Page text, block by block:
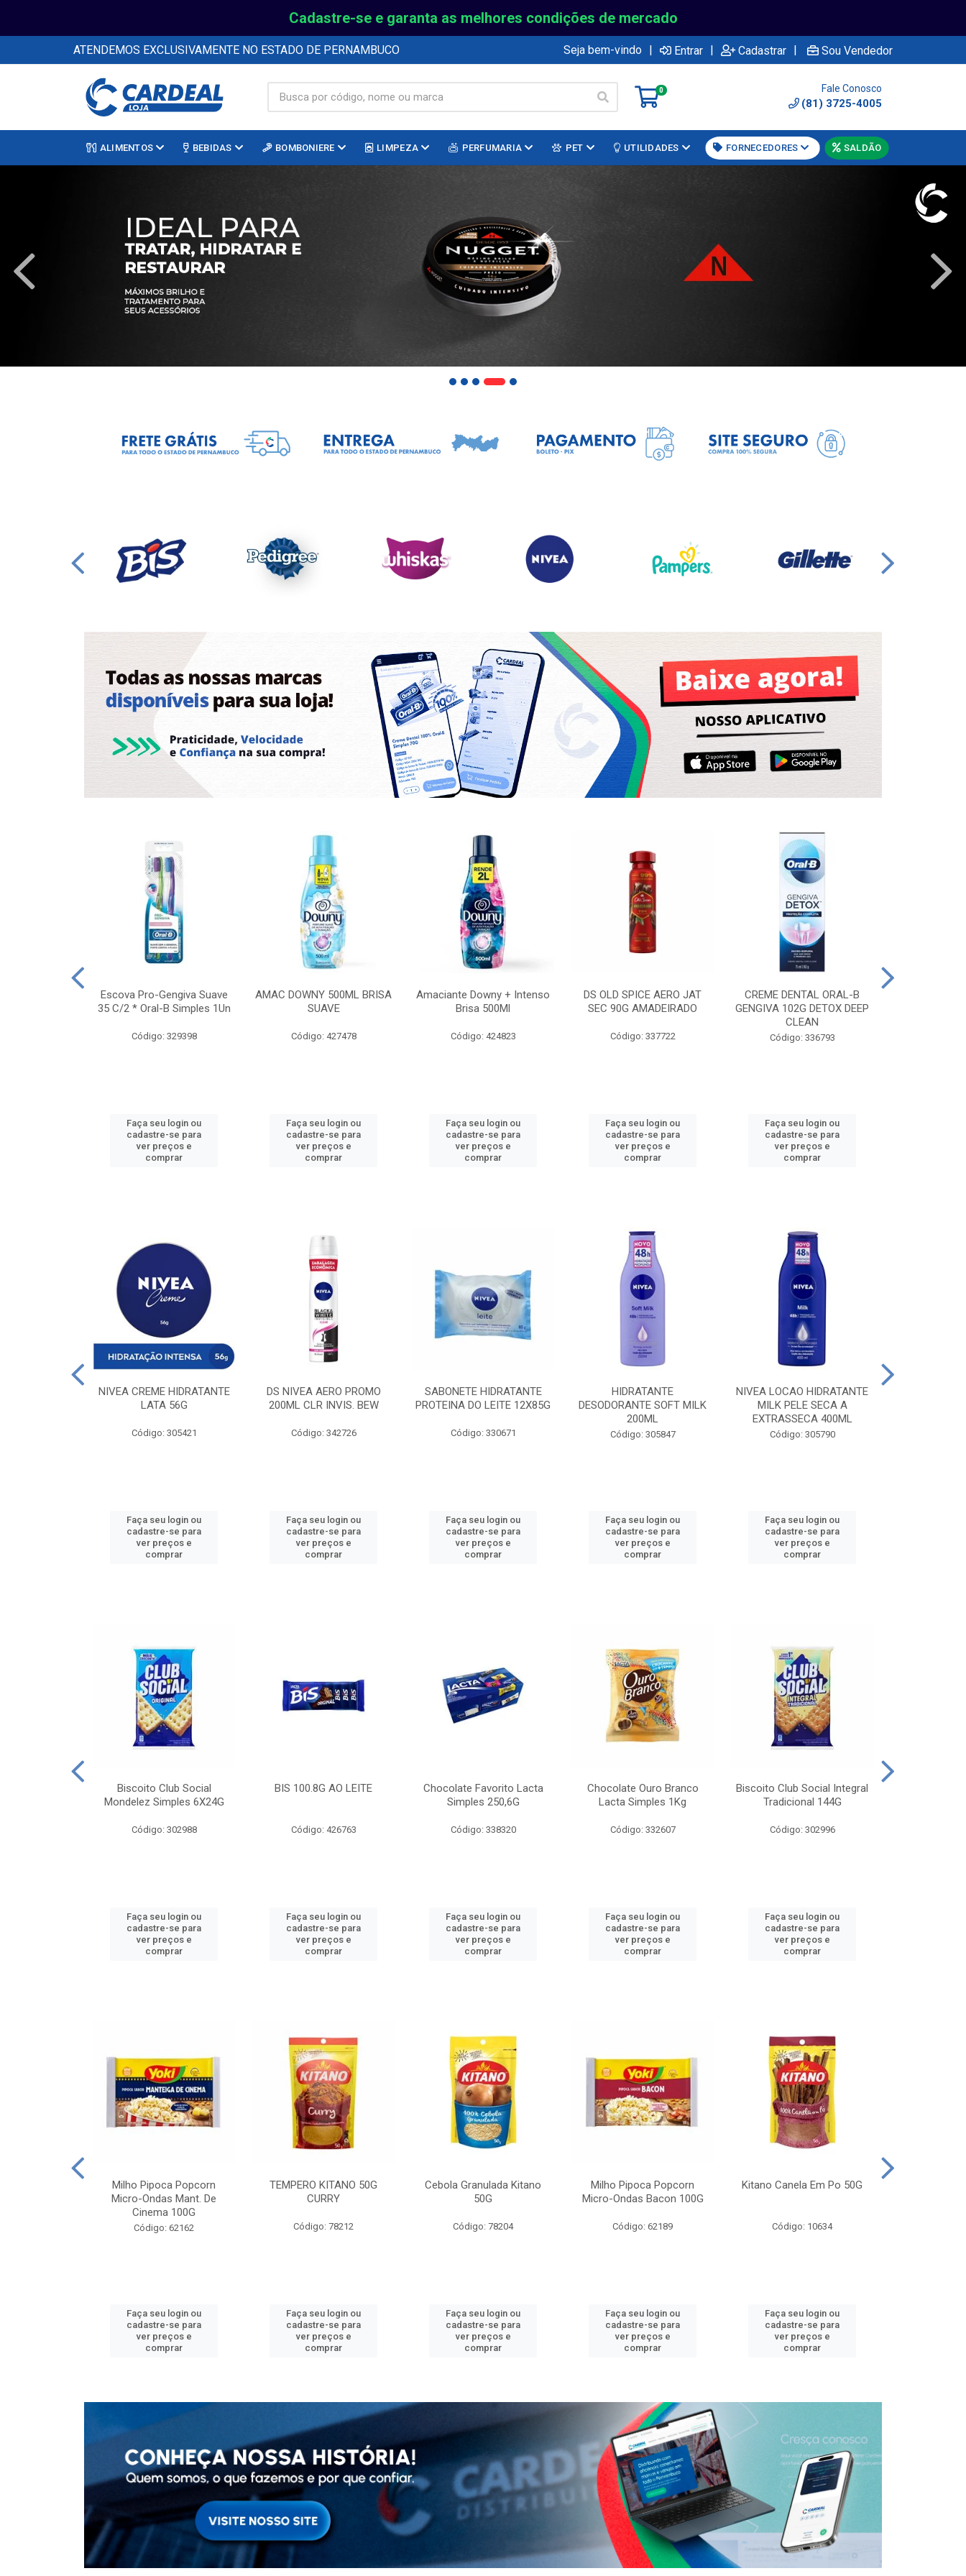
Cadastre-se e garanta as melhores condições de mercado
ATENDEMOS EXCLUSIVAMENTE NO ESTADO DE PERNAMBUCO Seja bem-vindo | Entrar | Cadastrar | Sou Vendedor
0 Fale Conosco
(81) 3725-4005
ALIMENTOS BEBIDAS BOMBONIERE LIMPEZA PERFUMARIA PET UTILIDADES FORNECEDORES SALDÃO
Escova Pro-Gengiva Suave
35 C/2 * Oral-B Simples 1Un
Código: 329398
Faça seu login ou
cadastre-se para
ver preços e
comprar
AMAC DOWNY 500ML BRISA
SUAVE
Código: 427478
Faça seu login ou
cadastre-se para
ver preços e
comprar
Amaciante Downy + Intenso
Brisa 500Ml
Código: 424823
Faça seu login ou
cadastre-se para
ver preços e
comprar
DS OLD SPICE AERO JAT
SEC 90G AMADEIRADO
Código: 337722
Faça seu login ou
cadastre-se para
ver preços e
comprar
CREME DENTAL ORAL-B
GENGIVA 102G DETOX DEEP
CLEAN
Código: 336793
Faça seu login ou
cadastre-se para
ver preços e
comprar
NIVEA CREME HIDRATANTE
LATA 56G
Código: 305421
Faça seu login ou
cadastre-se para
ver preços e
comprar
DS NIVEA AERO PROMO
200ML CLR INVIS. BEW
Código: 342726
Faça seu login ou
cadastre-se para
ver preços e
comprar
SABONETE HIDRATANTE
PROTEINA DO LEITE 12X85G
Código: 330671
Faça seu login ou
cadastre-se para
ver preços e
comprar
HIDRATANTE
DESODORANTE SOFT MILK
200ML
Código: 305847
Faça seu login ou
cadastre-se para
ver preços e
comprar
NIVEA LOCAO HIDRATANTE
MILK PELE SECA A
EXTRASSECA 400ML
Código: 305790
Faça seu login ou
cadastre-se para
ver preços e
comprar
Biscoito Club Social
Mondelez Simples 6X24G
Código: 302988
Faça seu login ou
cadastre-se para
ver preços e
comprar
BIS 100.8G AO LEITE
Código: 426763
Faça seu login ou
cadastre-se para
ver preços e
comprar
Chocolate Favorito Lacta
Simples 250,6G
Código: 338320
Faça seu login ou
cadastre-se para
ver preços e
comprar
Chocolate Ouro Branco
Lacta Simples 1Kg
Código: 332607
Faça seu login ou
cadastre-se para
ver preços e
comprar
Biscoito Club Social Integral
Tradicional 144G
Código: 302996
Faça seu login ou
cadastre-se para
ver preços e
comprar
Milho Pipoca Popcorn
Micro-Ondas Mant. De
Cinema 100G
Código: 62162
Faça seu login ou
cadastre-se para
ver preços e
comprar
TEMPERO KITANO 50G
CURRY
Código: 78212
Faça seu login ou
cadastre-se para
ver preços e
comprar
Cebola Granulada Kitano
50G
Código: 78204
Faça seu login ou
cadastre-se para
ver preços e
comprar
Milho Pipoca Popcorn
Micro-Ondas Bacon 100G
Código: 62189
Faça seu login ou
cadastre-se para
ver preços e
comprar
Kitano Canela Em Po 50G
Código: 10634
Faça seu login ou
cadastre-se para
ver preços e
comprar